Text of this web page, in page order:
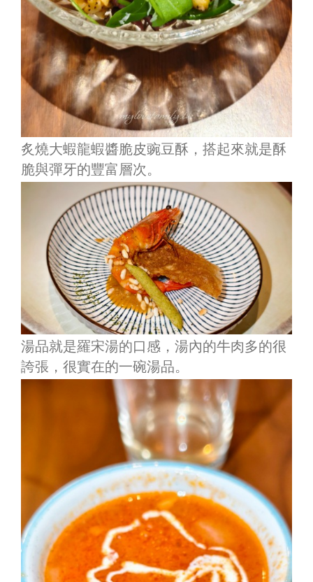
炙燒大蝦龍蝦醬脆皮豌豆酥，搭起來就是酥
脆與彈牙的豐富層次。
湯品就是羅宋湯的口感，湯內的牛肉多的很
誇張，很實在的一碗湯品。